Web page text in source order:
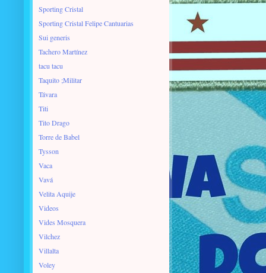
Sporting Cristal
Sporting Cristal Felipe Cantuarias
Sui generis
Tachero Martínez
tacu tacu
Taquito ;Militar
Távara
Titi
Tito Drago
Torre de Babel
Tysson
Vaca
Vavá
Velita Aquije
Videos
Vides Mosquera
Vilchez
Villalta
Voley